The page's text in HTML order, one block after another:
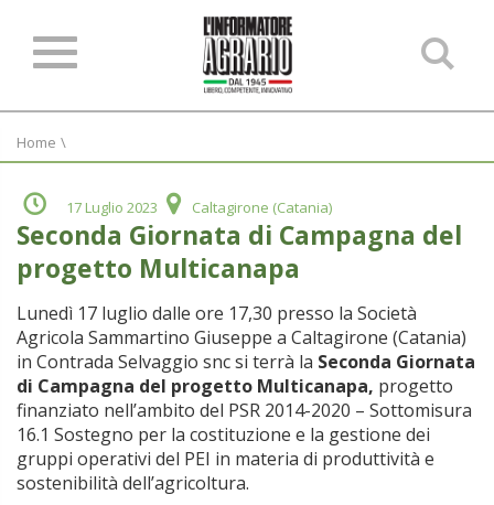
Home \
17 Luglio 2023 Caltagirone (Catania)
Seconda Giornata di Campagna del
progetto Multicanapa
Lunedì 17 luglio dalle ore 17,30 presso la Società
Agricola Sammartino Giuseppe a Caltagirone (Catania)
in Contrada Selvaggio snc si terrà la Seconda Giornata
di Campagna del progetto Multicanapa, progetto
finanziato nell’ambito del PSR 2014-2020 – Sottomisura
16.1 Sostegno per la costituzione e la gestione dei
gruppi operativi del PEI in materia di produttività e
sostenibilità dell’agricoltura.